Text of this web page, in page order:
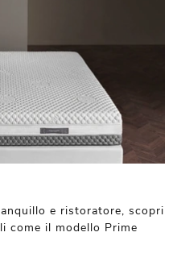
e ristoratore, scopri
come il modello Prime